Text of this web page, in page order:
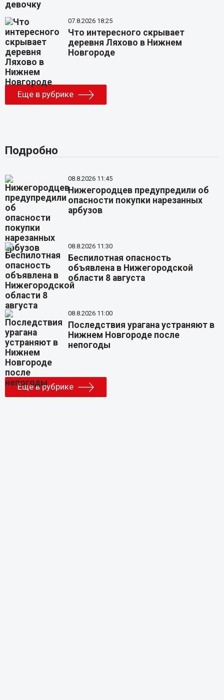
07.8.2026 18:25
Что интересного скрывает
деревня Ляхово в Нижнем
Новгороде
Еще в рубрике
Подробно
08.8.2026 11:45
Нижегородцев предупредили об
опасности покупки нарезанных
арбузов
08.8.2026 11:30
Беспилотная опасность
объявлена в Нижегородской
области 8 августа
08.8.2026 11:00
Последствия урагана устраняют в
Нижнем Новгороде после
непогоды
Еще в рубрике